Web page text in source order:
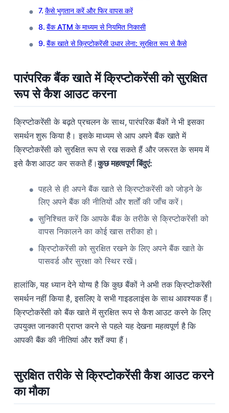
कैसे भुगतान करें और फिर वापस करें
बैंक ATM के माध्यम से नियमित निकासी
बैंक खाते से क्रिप्टोकरेंसी उधार लेना: सुरक्षित रूप से कैसे
पारंपरिक बैंक खाते में क्रिप्टोकरेंसी को सुरक्षित
रूप से कैश आउट करना
क्रिप्टोकरेंसी के बढ़ते प्रचलन के साथ, पारंपरिक बैंकों ने भी इसका
समर्थन शुरू किया है। इसके माध्यम से आप अपने बैंक खाते में
क्रिप्टोकरेंसी को सुरक्षित रूप से रख सकते हैं और जरूरत के समय में
इसे कैश आउट कर सकते हैं।कुछ महत्वपूर्ण बिंदुएं:
पहले से ही अपने बैंक खाते से क्रिप्टोकरेंसी को जोड़ने के
लिए अपने बैंक की नीतियों और शर्तों की जाँच करें।
सुनिश्चित करें कि आपके बैंक के तरीके से क्रिप्टोकरेंसी को
वापस निकालने का कोई खास तरीका हो।
क्रिप्टोकरेंसी को सुरक्षित रखने के लिए अपने बैंक खाते के
पासवर्ड और सुरक्षा को स्थिर रखें।
हालांकि, यह ध्यान देने योग्य है कि कुछ बैंकों ने अभी तक क्रिप्टोकरेंसी
समर्थन नहीं किया है, इसलिए वे सभी गाइडलाइंस के साथ आवश्यक हैं।
क्रिप्टोकरेंसी को बैंक खाते में सुरक्षित रूप से कैश आउट करने के लिए
उपयुक्त जानकारी प्राप्त करने से पहले यह देखना महत्वपूर्ण है कि
आपकी बैंक की नीतियां और शर्तें क्या हैं।
सुरक्षित तरीके से क्रिप्टोकरेंसी कैश आउट करने
का मौका